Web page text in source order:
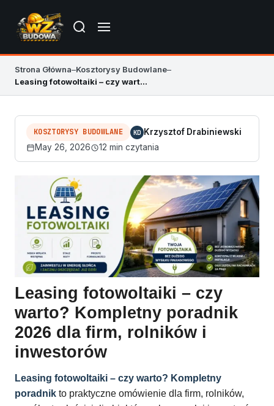
Strona Główna–Kosztorysy Budowlane–
Leasing fotowoltaiki – czy warto? Poradnik 2026
KOSZTORYSY BUDOWLANE KD Krzysztof Drabiniewski
May 26, 2026
12 min czytania
Leasing fotowoltaiki – czy
warto? Kompletny poradnik
2026 dla firm, rolników i
inwestorów
Leasing fotowoltaiki – czy warto? Kompletny
poradnik to praktyczne omówienie dla firm, rolników,